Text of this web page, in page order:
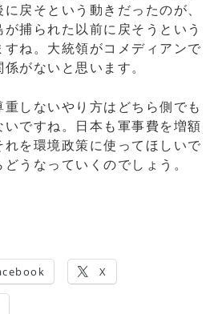
戻そという動きだったのが、
捕られた以前に戻そうという
ね。大統領がコメディアンで
がないと思います。
しないやり方はどちら側でも
ですね。日本も軍事費を増額
を環境政策に使ってほしいで
うなっていくのでしょう。
X